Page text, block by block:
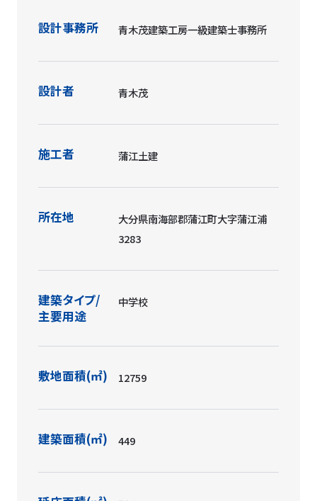
設計事務所 青木茂建築工房一級建築士事務所
設計者 青木茂
施工者 蒲江土建
所在地
大分県南海部郡蒲江町大字蒲江浦
3283
建築タイプ/
主要用途
中学校
敷地面積(㎡) 12759
建築面積(㎡) 449